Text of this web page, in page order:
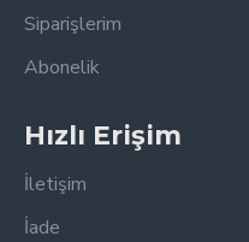
Siparişlerim
Abonelik
Hızlı Erişim
İletişim
İade